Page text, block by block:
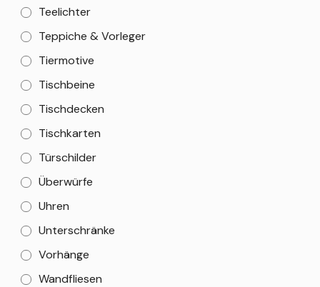
Teelichter
Teppiche & Vorleger
Tiermotive
Tischbeine
Tischdecken
Tischkarten
Türschilder
Überwürfe
Uhren
Unterschränke
Vorhänge
Wandfliesen